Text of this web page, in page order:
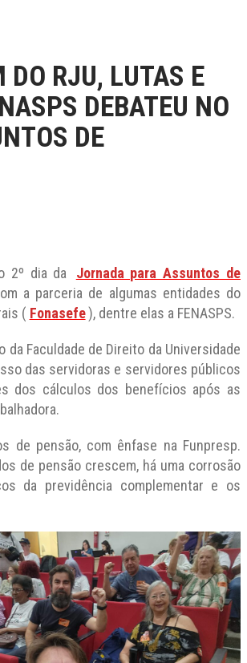
DO RJU, LUTAS E
DEBATEU NO
DE
2º dia da
Jornada para Assuntos de
a parceria de algumas entidades do
( Fonasefe), dentre elas a FENASPS.
Faculdade de Direito da Universidade
das servidoras e servidores públicos
dos cálculos dos benefícios após as
de pensão, com ênfase na Funpresp.
de pensão crescem, há uma corrosão
da previdência complementar e os